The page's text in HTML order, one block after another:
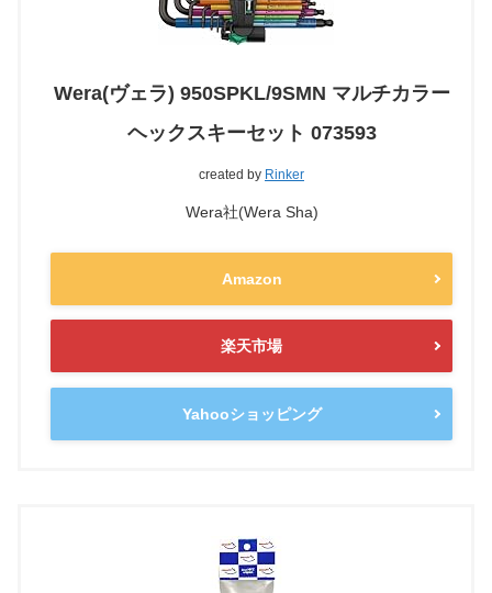
Wera(ヴェラ) 950SPKL/9SMN マルチカラー
ヘックスキーセット 073593
created by Rinker
Wera社(Wera Sha)
Amazon
楽天市場
Yahooショッピング